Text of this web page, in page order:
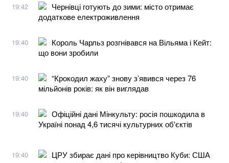
19:42
Чернівці готують до зими: місто отримає
додаткове електроживлення
19:40
Король Чарльз розгнівався на Вільяма і Кейт:
що вони зробили
19:40
“Крокодил жаху” знову з’явився через 76
мільйонів років: як він виглядав
19:40
Офіційні дані Мінкульту: росія пошкодила в
Україні понад 4,6 тисячі культурних об'єктів
19:40
ЦРУ збирає дані про керівництво Куби: США